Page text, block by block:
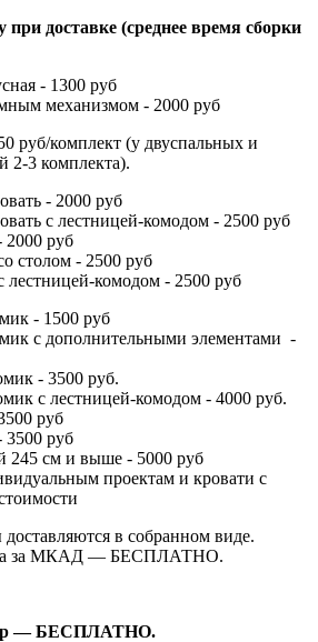
при доставке (среднее время сборки
- 1300 руб
механизмом - 2000 руб
руб/комплект (у двуспальных и
2-3 комплекта).
- 2000 руб
с лестницей-комодом - 2500 руб
2000 руб
столом - 2500 руб
лестницей-комодом - 2500 руб
- 1500 руб
с дополнительными элементами -
- 3500 руб.
с лестницей-комодом - 4000 руб.
руб
руб
245 см и выше - 5000 руб
проектам и кровати с
в собранном виде.
за МКАД — БЕСПЛАТНО.
— БЕСПЛАТНО.